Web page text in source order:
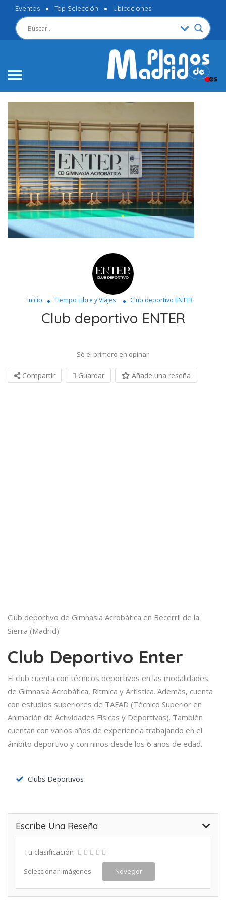
Eventos Top Selección Ubicaciones
Inicio Tiempo Libre y Viajes Club deportivo ENTER
Club deportivo ENTER
Sé el primero en opinar
Compartir Guardar Añade una reseña
Club deportivo de Gimnasia Acrobática en Becerril de la
Sierra (Madrid).
Club Deportivo Enter
El club cuenta con técnicos deportivos en las modalidades
de Gimnasia Acrobática, Rítmica y Artística. Además, cuenta
con estudios superiores de TAFAD (Técnico Superior en
Animación de Actividades Físicas y Deportivas). También
cuentan con varios años de experiencia trabajando en el
ámbito deportivo y con niños desde los 6 años de edad.
Clubs Deportivos
Escribe Una Reseña
Tu clasificación
Seleccionar imágenes Navegar